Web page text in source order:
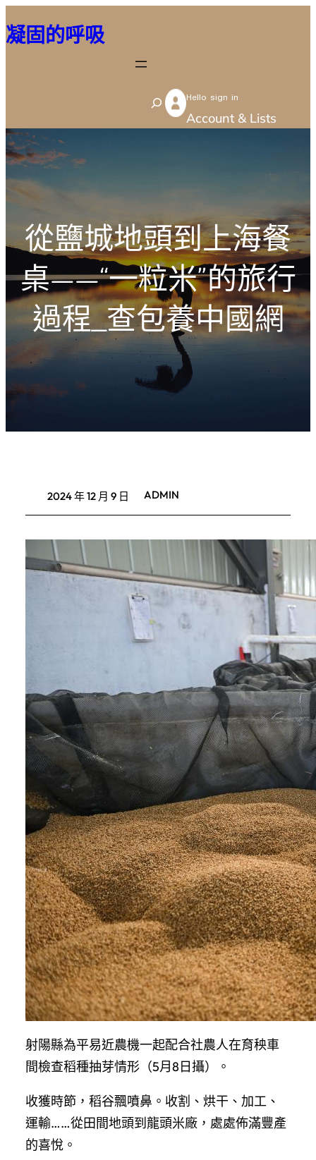
至
容
凝固的呼吸
S
e
Hello sign in
Account & Lists
從鹽城地頭到上海餐
桌——“一粒米”的旅行
過程_查包養中國網
2024 年 12 月 9 日 ADMIN
射陽縣為平易近農機一起配合社農人在育秧車
間檢查稻種抽芽情形（5月8日攝）。
收獲時節，稻谷飄噴鼻。收割、烘干、加工、
運輸……從田間地頭到龍頭米廠，處處佈滿豐產
的喜悅。